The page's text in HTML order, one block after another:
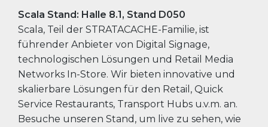
Scala Stand: Halle 8.1, Stand D050
Scala, Teil der STRATACACHE-Familie, ist
führender Anbieter von Digital Signage,
technologischen Lösungen und Retail Media
Networks In-Store. Wir bieten innovative und
skalierbare Lösungen für den Retail, Quick
Service Restaurants, Transport Hubs u.v.m. an.
Besuche unseren Stand, um live zu sehen, wie